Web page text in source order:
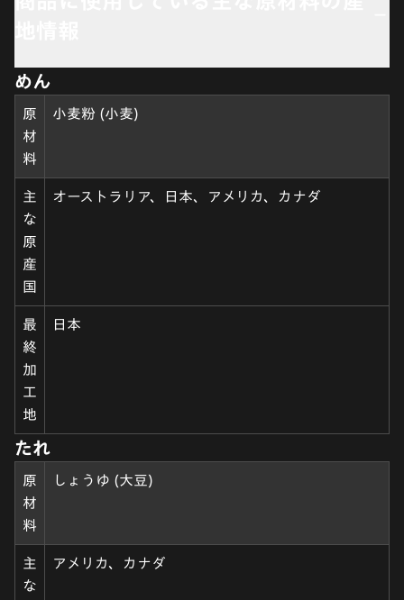
めん
原
材
料
小麦粉 (小麦)
主
な
原
産
国
オーストラリア、日本、アメリカ、カナダ
最
終
加
工
地
日本
たれ
原
材
料
しょうゆ (大豆)
主
な
アメリカ、カナダ